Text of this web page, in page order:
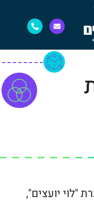
"לוי יועצים",